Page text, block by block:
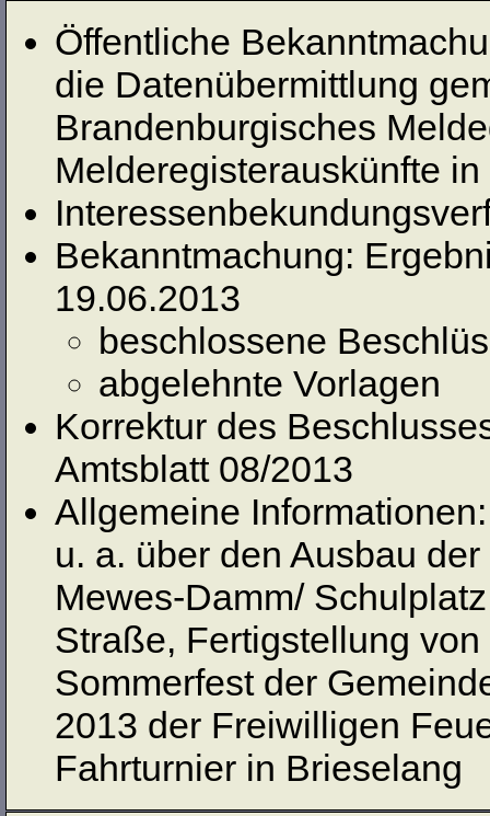
Öffentliche
die Datenübermittlung
Brandenburgisches
Melderegisterauskünfte
Bekanntmachung:
19.06.2013
beschlossene
abgelehnte Vorlagen
Korrektur des
Amtsblatt 08/2013
Allgemeine Informationen:
u. a. über den Ausbau
Mewes-Damm/
Straße, Fertigstellung
Sommerfest der
2013 der Freiwilligen
Fahrturnier in Brieselang